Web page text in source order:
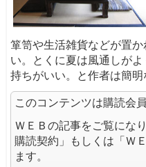
箪笥や生活雑貨などが置
い。とくに夏は風通しが
持ちがいい。と作者は簡明
このコンテンツは購読会
ＷＥＢの記事をご覧にな
購読契約」もしくは「Ｗ
ます。